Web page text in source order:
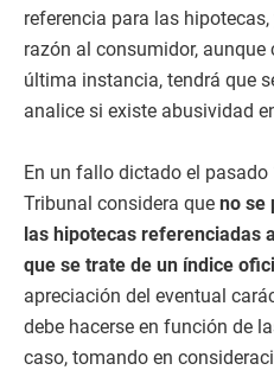
referencia para las
razón al consumidor, aunque
última instancia, tendrá que
analice si existe abusividad
En un fallo dictado el pasado
Tribunal considera que no se
las hipotecas referenciadas
que se trate de un índice
apreciación del eventual
debe hacerse en función de
caso, tomando en